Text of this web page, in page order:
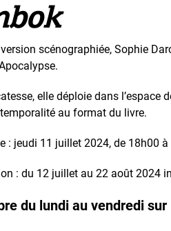
scénographiée, Sophie
elle déploie dans
au format du livre.
: jeudi 11 juillet 2024, de 18h00
: du 12 juillet au 22 août 2024
du lundi au vendredi